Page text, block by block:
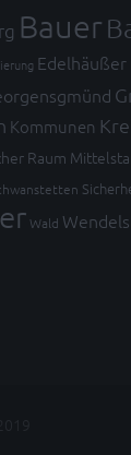
Bauer
Edelhäußer
Kommunen
Raum
Wald